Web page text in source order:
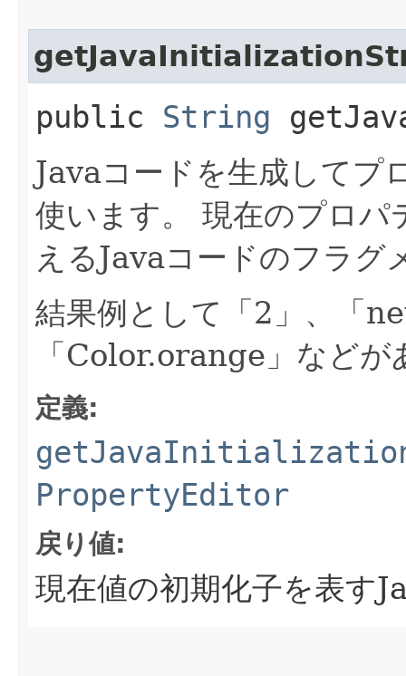
public String
Javaコードを生成してプ
使います。
現在のプロパ
えるJavaコードのフラグ
結果例として「2」、「
「Color.orange」などが
定義:
PropertyEditor
戻り値:
現在値の初期化子を表す